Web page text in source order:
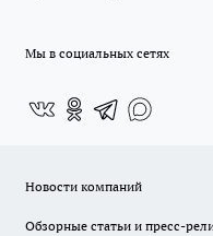
Мы в социальных сетях
Новости компаний
Обзорные статьи и пресс-